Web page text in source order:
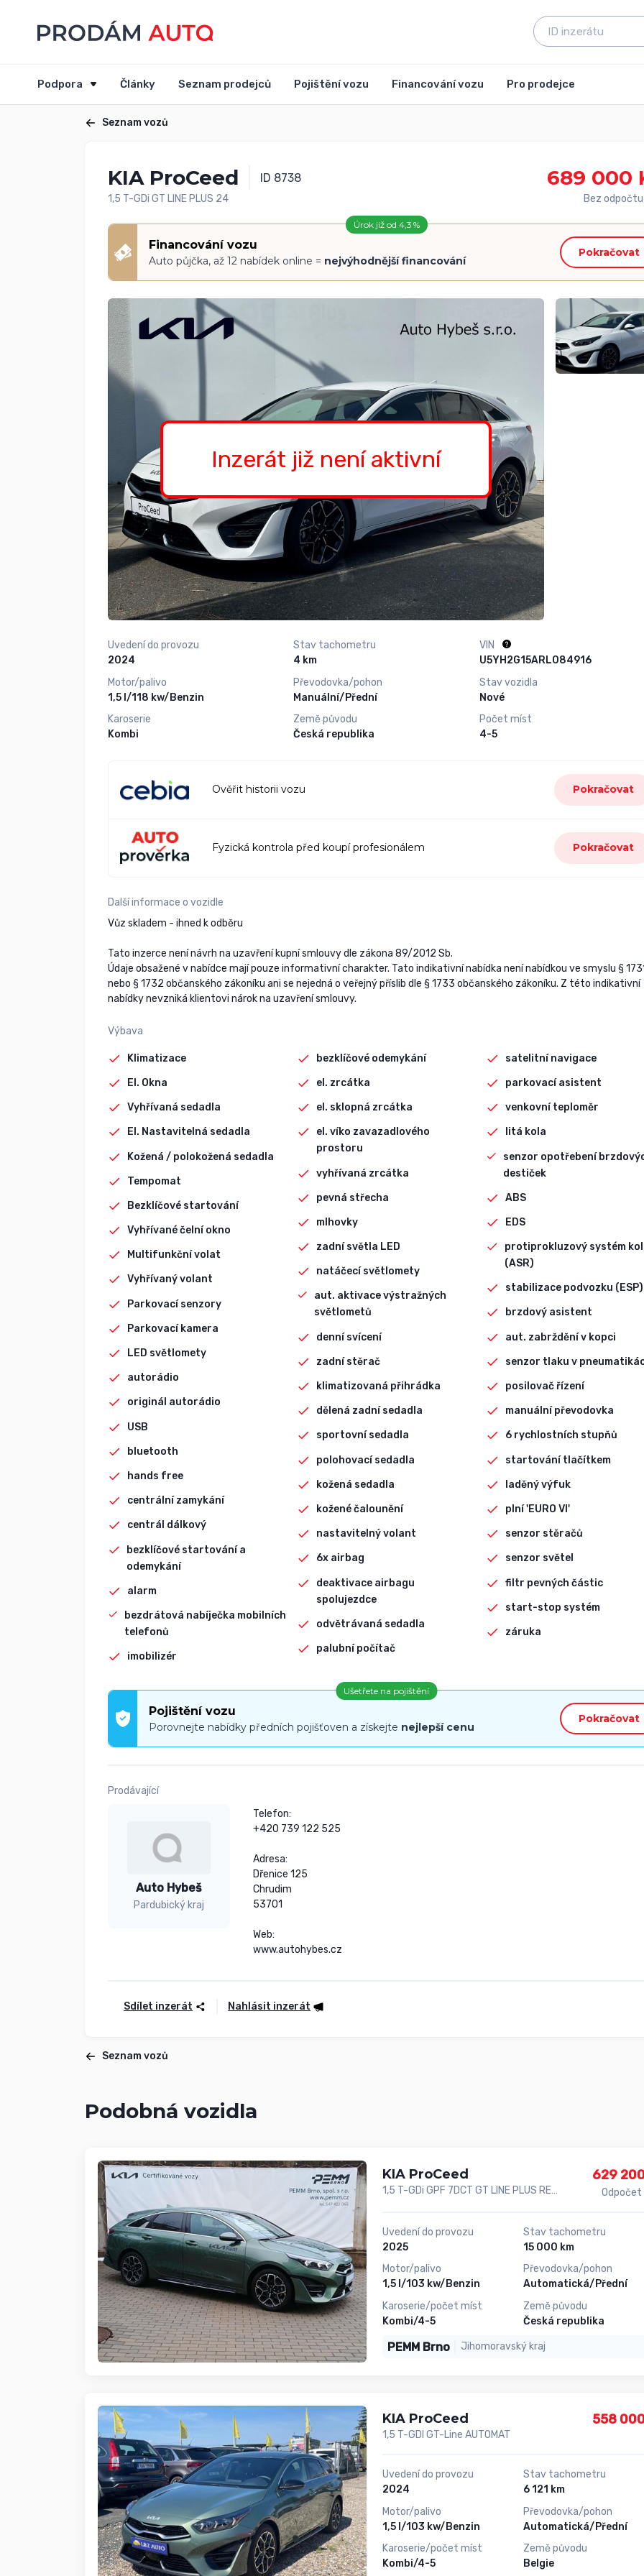
Podpora Články Seznam prodejců Pojištění vozu Financování vozu Pro prodejce
Seznam vozů
KIA ProCeed ID 8738
1,5 T-GDi GT LINE PLUS 24
689 000
Bez odpočtu
Úrok již od 4,3 %
Financování vozu
Auto půjčka, až 12 nabídek online = nejvýhodnější financování
Pokračovat
Inzerát již není aktivní
Uvedení do provozu
2024
Motor/palivo
1,5 l/118 kw/Benzin
Karoserie
Kombi
Stav tachometru
4 km
Převodovka/pohon
Manuální/Přední
Země původu
Česká republika
VIN
U5YH2G15ARL084916
Stav vozidla
Nové
Počet míst
4-5
Ověřit historii vozu Pokračovat
Fyzická kontrola před koupí profesionálem Pokračovat
Další informace o vozidle
Vůz skladem - ihned k odběru
Tato inzerce není návrh na uzavření kupní smlouvy dle zákona 89/2012 Sb.
Údaje obsažené v nabídce mají pouze informativní charakter. Tato indikativní nabídka není nabídkou ve smyslu §
nebo § 1732 občanského zákoníku ani se nejedná o veřejný příslib dle § 1733 občanského zákoníku. Z této indikativní
nabídky nevzniká klientovi nárok na uzavření smlouvy.
Výbava
Klimatizace
El. Okna
Vyhřívaná sedadla
El. Nastavitelná sedadla
Kožená / polokožená sedadla
Tempomat
Bezklíčové startování
Vyhřívané čelní okno
Multifunkční volat
Vyhřívaný volant
Parkovací senzory
Parkovací kamera
LED světlomety
autorádio
originál autorádio
USB
bluetooth
hands free
centrální zamykání
centrál dálkový
bezklíčové startování a
odemykání
alarm
bezdrátová nabíječka mobilních
telefonů
imobilizér
bezklíčové odemykání
el. zrcátka
el. sklopná zrcátka
el. víko zavazadlového
prostoru
vyhřívaná zrcátka
pevná střecha
mlhovky
zadní světla LED
natáčecí světlomety
aut. aktivace výstražných
světlometů
denní svícení
zadní stěrač
klimatizovaná přihrádka
dělená zadní sedadla
sportovní sedadla
polohovací sedadla
kožená sedadla
kožené čalounění
nastavitelný volant
6x airbag
deaktivace airbagu
spolujezdce
odvětrávaná sedadla
palubní počítač
satelitní navigace
parkovací asistent
venkovní teploměr
litá kola
senzor opotřebení
destiček
ABS
EDS
protiprokluzový systém kol
(ASR)
stabilizace podvozku (ESP)
brzdový asistent
aut. zabrždění v kopci
senzor tlaku v
posilovač řízení
manuální převodovka
6 rychlostních stupňů
startování tlačítkem
laděný výfuk
plní 'EURO VI'
senzor stěračů
senzor světel
filtr pevných částic
start-stop systém
záruka
Ušetřete na pojištění
Pojištění vozu
Porovnejte nabídky předních pojišťoven a získejte nejlepší cenu
Pokračovat
Prodávající
Auto Hybeš
Pardubický kraj
Telefon:
+420 739 122 525
Adresa:
Dřenice 125
Chrudim
53701
Web:
www.autohybes.cz
Sdílet inzerát Nahlásit inzerát
Seznam vozů
Podobná vozidla
KIA ProCeed
1,5 T-GDi GPF 7DCT GT LINE PLUS REFERENČNÍ
629
Odpočet
Uvedení do provozu
2025
Motor/palivo
1,5 l/103 kw/Benzin
Karoserie/počet míst
Kombi/4-5
Stav tachometru
15 000 km
Převodovka/pohon
Automatická/Přední
Země původu
Česká republika
PEMM Brno Jihomoravský kraj
KIA ProCeed
1,5 T-GDI GT-Line AUTOMAT
558
Uvedení do provozu
2024
Motor/palivo
1,5 l/103 kw/Benzin
Karoserie/počet míst
Kombi/4-5
Stav tachometru
6 121 km
Převodovka/pohon
Automatická/Přední
Země původu
Belgie